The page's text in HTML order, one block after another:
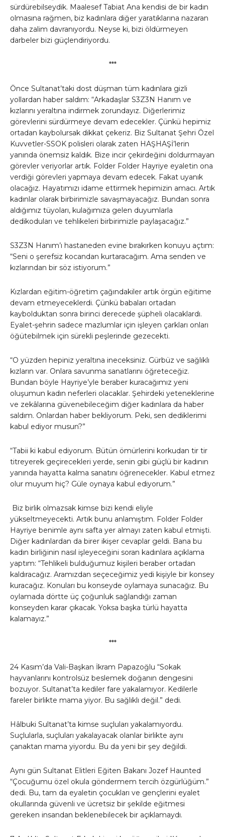
sürdürebilseydik. Maalesef Tabiat Ana kendisi de bir kadın
olmasına rağmen, biz kadınlara diğer yaratıklarına nazaran
daha zalim davranıyordu. Neyse ki, bizi öldürmeyen
darbeler bizi güçlendiriyordu.
***
Önce Sultanat’taki dost düşman tüm kadınlara gizli
yollardan haber saldım: “Arkadaşlar S3Z3N Hanım ve
kızlarını yeraltına indirmek zorundayız. Diğerlerimiz
görevlerini sürdürmeye devam edecekler. Çünkü hepimiz
ortadan kaybolursak dikkat çekeriz. Biz Sultanat Şehri Özel
Kuvvetler-SSOK polisleri olarak zaten HAŞHAŞİ’lerin
yanında önemsiz kaldık. Bize incir çekirdeğini doldurmayan
görevler veriyorlar artık. Folder Folder Hayriye eyaletin ona
verdiği görevleri yapmaya devam edecek. Fakat uyanık
olacağız. Hayatımızı idame ettirmek hepimizin amacı. Artık
kadınlar olarak birbirimizle savaşmayacağız. Bundan sonra
aldığımız tüyoları, kulağımıza gelen duyumlarla
dedikoduları ve tehlikeleri birbirimizle paylaşacağız.”
S3Z3N Hanım’ı hastaneden evine bırakırken konuyu açtım:
“Seni o şerefsiz kocandan kurtaracağım. Ama senden ve
kızlarından bir söz istiyorum.”
Kızlardan eğitim-öğretim çağındakiler artık örgün eğitime
devam etmeyeceklerdi. Çünkü babaları ortadan
kaybolduktan sonra birinci derecede şüpheli olacaklardı.
Eyalet-şehrin sadece mazlumlar için işleyen çarkları onları
öğütebilmek için sürekli peşlerinde gezecekti.
“O yüzden hepiniz yeraltına ineceksiniz. Gürbüz ve sağlıklı
kızların var. Onlara savunma sanatlarını öğreteceğiz.
Bundan böyle Hayriye’yle beraber kuracağımız yeni
oluşumun kadın neferleri olacaklar. Şehirdeki yeteneklerine
ve zekâlarına güvenebileceğim diğer kadınlara da haber
saldım. Onlardan haber bekliyorum. Peki, sen dediklerimi
kabul ediyor musun?”
“Tabii ki kabul ediyorum. Bütün ömürlerini korkudan tir tir
titreyerek geçirecekleri yerde, senin gibi güçlü bir kadının
yanında hayatta kalma sanatını öğrenecekler. Kabul etmez
olur muyum hiç? Güle oynaya kabul ediyorum.”
Biz birlik olmazsak kimse bizi kendi eliyle
yükseltmeyecekti. Artık bunu anlamıştım. Folder Folder
Hayriye benimle aynı safta yer almayı zaten kabul etmişti.
Diğer kadınlardan da birer ikişer cevaplar geldi. Bana bu
kadın birliğinin nasıl işleyeceğini soran kadınlara açıklama
yaptım: “Tehlikeli bulduğumuz kişileri beraber ortadan
kaldıracağız. Aramızdan seçeceğimiz yedi kişiyle bir konsey
kuracağız. Konuları bu konseyde oylamaya sunacağız. Bu
oylamada dörtte üç çoğunluk sağlandığı zaman
konseyden karar çıkacak. Yoksa başka türlü hayatta
kalamayız.”
***
24 Kasım’da Vali-Başkan İkram Papazoğlu “Sokak
hayvanlarını kontrolsüz beslemek doğanın dengesini
bozuyor. Sultanat’ta kediler fare yakalamıyor. Kedilerle
fareler birlikte mama yiyor. Bu sağlıklı değil.” dedi.
Hâlbuki Sultanat’ta kimse suçluları yakalamıyordu.
Suçlularla, suçluları yakalayacak olanlar birlikte aynı
çanaktan mama yiyordu. Bu da yeni bir şey değildi.
Aynı gün Sultanat Elitleri Eğiten Bakanı Jozef Haunted
“Çocuğumu özel okula göndermem tercih özgürlüğüm.”
dedi. Bu, tam da eyaletin çocukları ve gençlerini eyalet
okullarında güvenli ve ücretsiz bir şekilde eğitmesi
gereken insandan beklenebilecek bir açıklamaydı.